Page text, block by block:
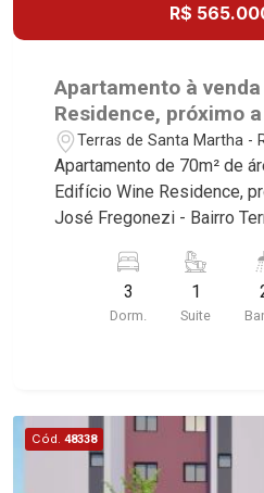
R$
Apartamento à
Residence, próximo
Fregonezi - Ribeirão
Terras de Santa Martha -
Apartamento de 70m² de
Edifício Wine Residence,
José Fregonezi - Bairro
deste imóvel que a
selecionou para você: - 70m² de área útil - 3
dormitórios sendo 1 suíte - Banheiro social - Sala
Fiúsa, 1051 - Alto da Boa
3
Dorm.
1
Suite
Cód. 48338